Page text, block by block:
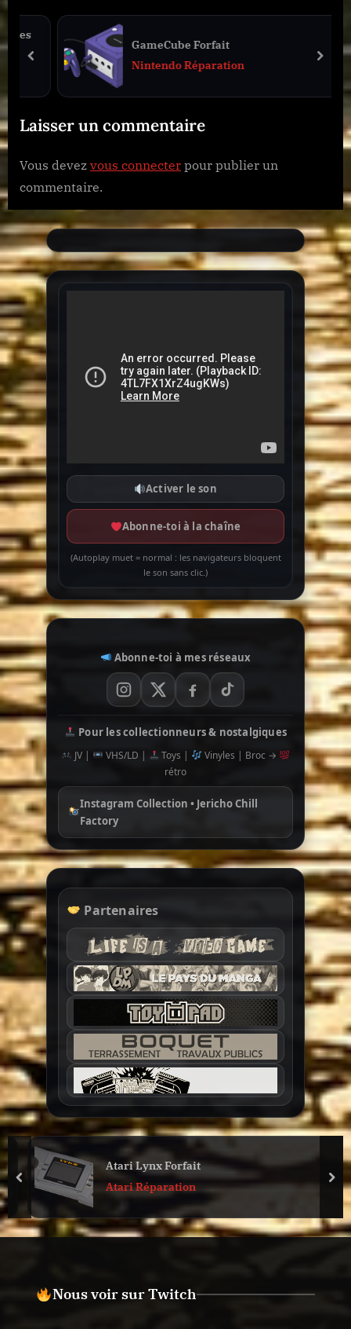
o
u
s
o
s
:
P
o
s
:
GameCube Forfait
Nintendo Réparation
prev next
Laisser un commentaire
Vous devez vous connecter pour publier un
commentaire.
Activer le son
Abonne-toi à la chaîne
(Autoplay muet = normal : les navigateurs bloquent
le son sans clic.)
Abonne-toi à mes réseaux
Pour les collectionneurs & nostalgiques
JV | VHS/LD | Toys |
Vinyles | Broc →
rétro
Instagram Collection • Jericho Chill
Factory
Partenaires
Atari Lynx Forfait
Atari Réparation
prev
Nous voir sur Twitch